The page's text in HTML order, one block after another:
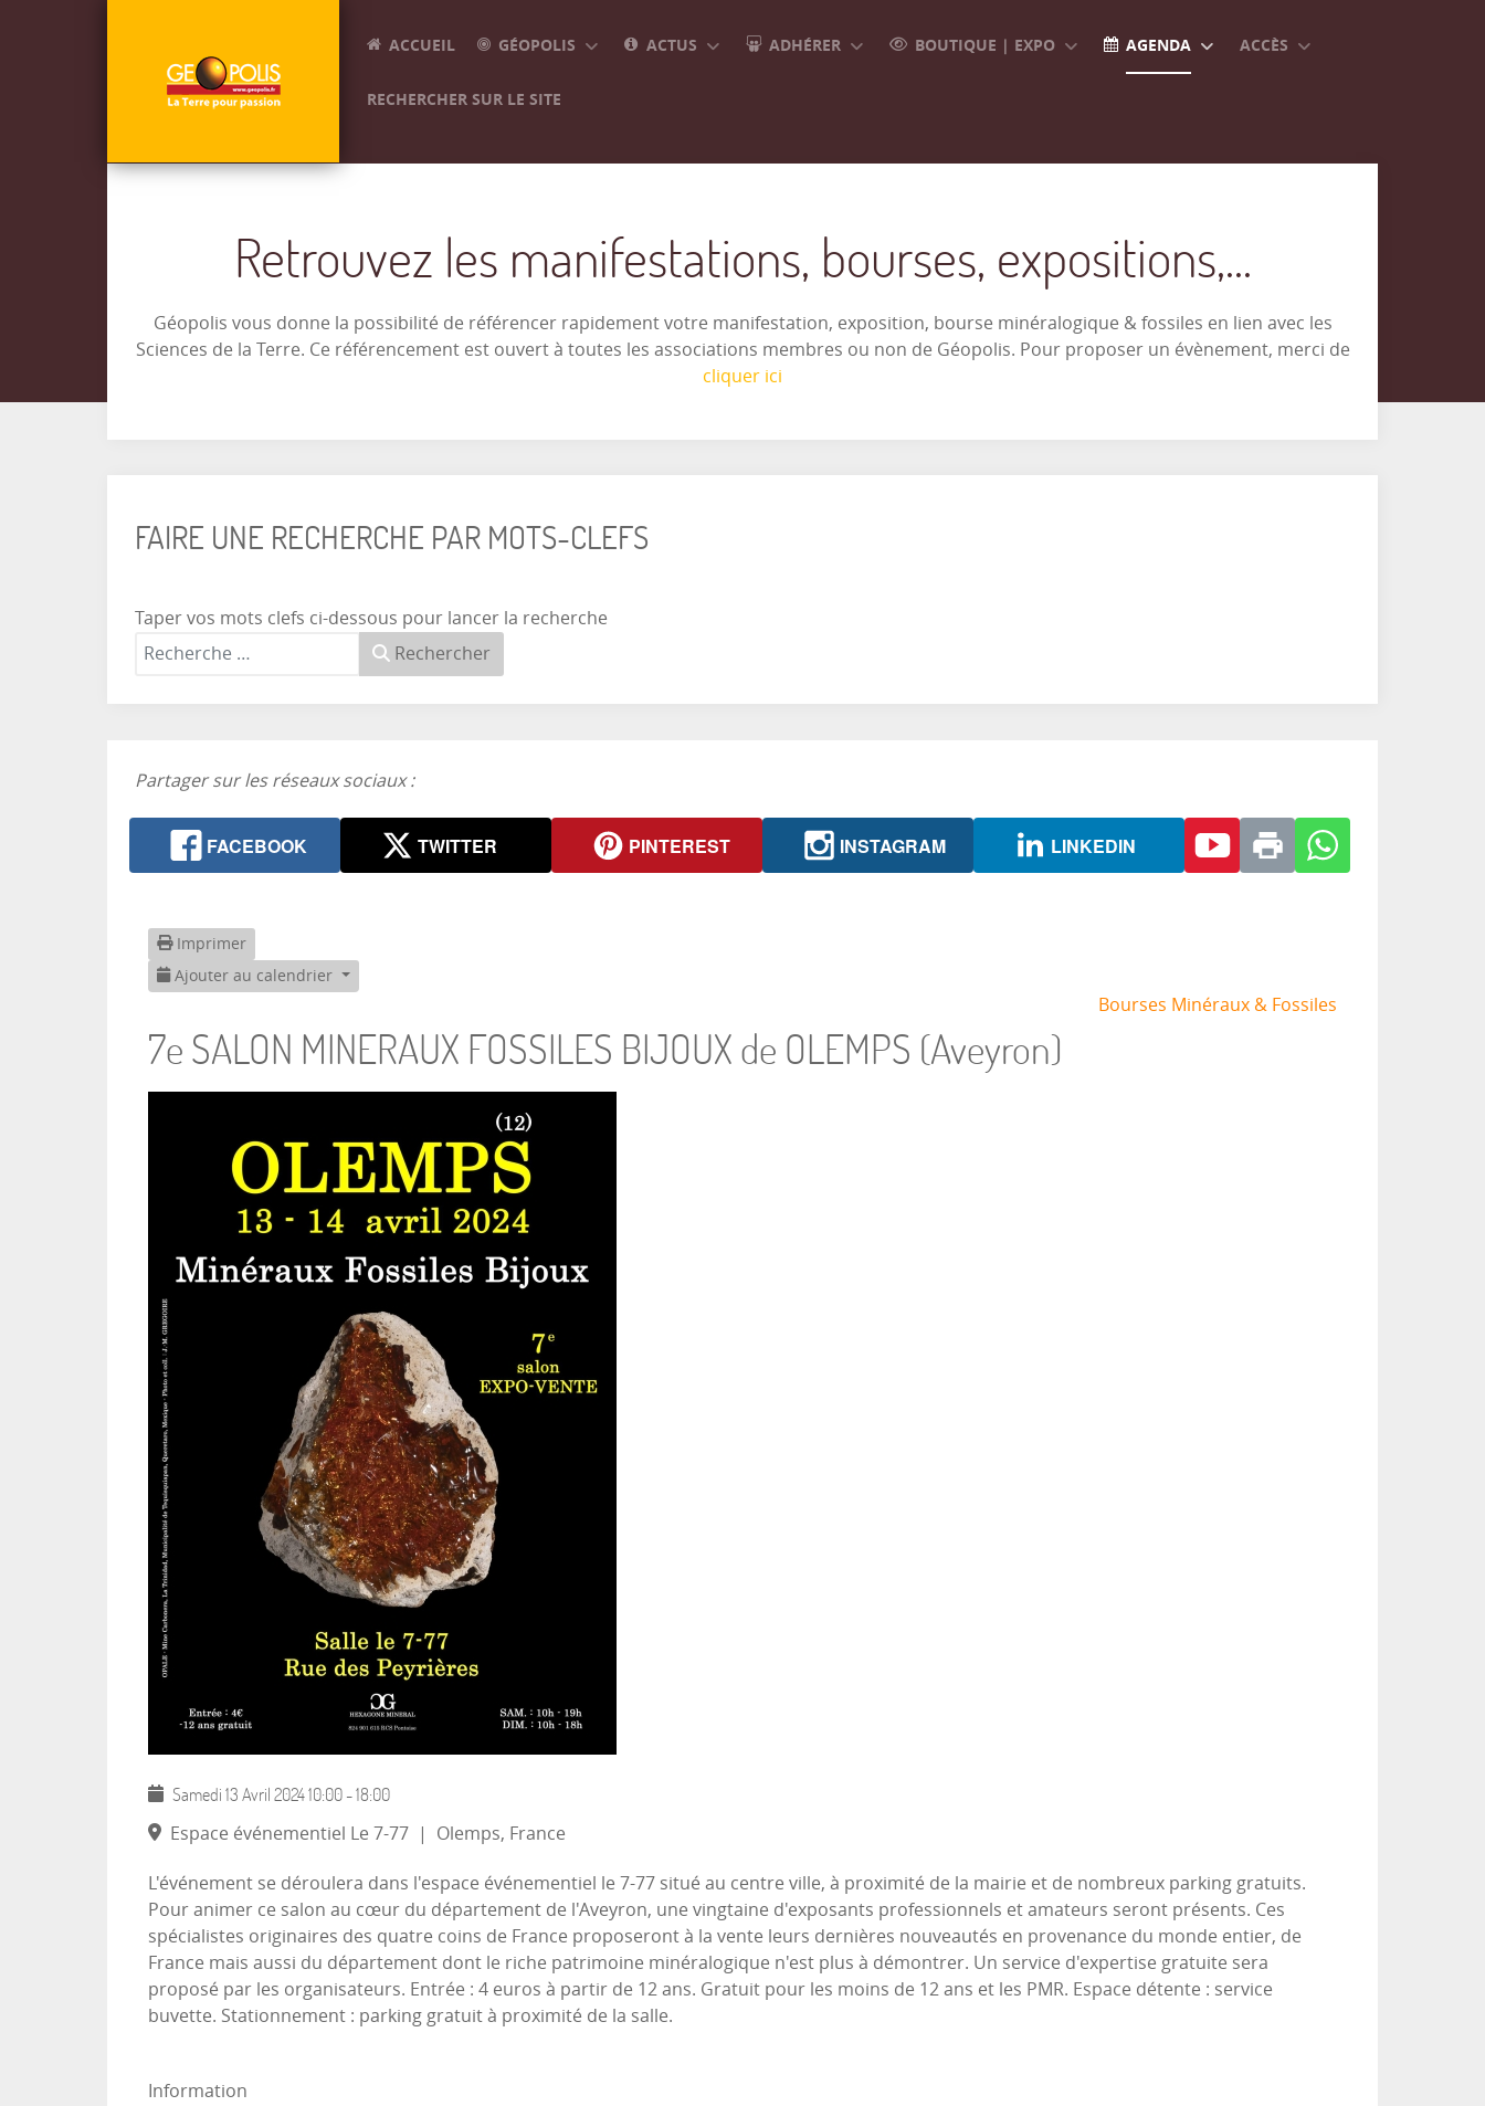
ACCUEIL GÉOPOLIS ACTUS ADHÉRER BOUTIQUE | EXPO AGENDA ACCÈS
RECHERCHER SUR LE SITE
Retrouvez les manifestations, bourses, expositions,...
Géopolis vous donne la possibilité de référencer rapidement votre manifestation, exposition, bourse minéralogique & fossiles en lien avec les
Sciences de la Terre. Ce référencement est ouvert à toutes les associations membres ou non de Géopolis. Pour proposer un évènement, merci de
cliquer ici
FAIRE UNE RECHERCHE PAR MOTS-CLEFS
Taper vos mots clefs ci-dessous pour lancer la recherche
Rechercher
Partager sur les réseaux sociaux :
FACEBOOK TWITTER PINTEREST INSTAGRAM LINKEDIN
Imprimer
Ajouter au calendrier
7e SALON MINERAUX FOSSILES BIJOUX de OLEMPS (Aveyron)
Bourses Minéraux & Fossiles
Samedi 13 Avril 202410:00 -18:00
Espace événementiel Le 7-77 | Olemps, France
L'événement se déroulera dans l'espace événementiel le 7-77 situé au centre ville, à proximité de la mairie et de nombreux parking gratuits.
Pour animer ce salon au cœur du département de l'Aveyron, une vingtaine d'exposants professionnels et amateurs seront présents. Ces
spécialistes originaires des quatre coins de France proposeront à la vente leurs dernières nouveautés en provenance du monde entier, de
France mais aussi du département dont le riche patrimoine minéralogique n'est plus à démontrer. Un service d'expertise gratuite sera
proposé par les organisateurs. Entrée : 4 euros à partir de 12 ans. Gratuit pour les moins de 12 ans et les PMR. Espace détente : service
buvette. Stationnement : parking gratuit à proximité de la salle.
Information